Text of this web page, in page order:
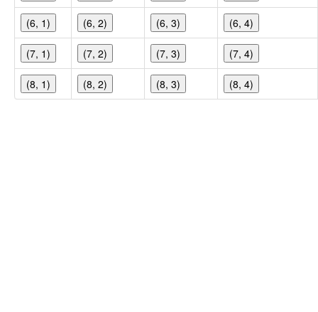
(6, 1) (6, 2) (6, 3) (6, 4)
(7, 1) (7, 2) (7, 3) (7, 4)
(8, 1) (8, 2) (8, 3) (8, 4)